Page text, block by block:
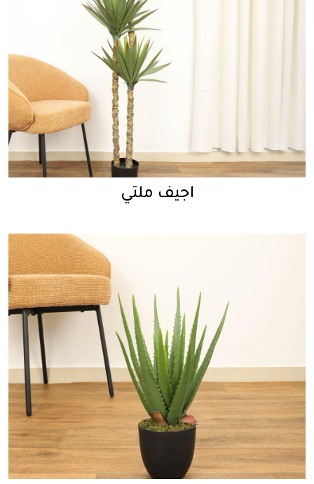
اجيف ملتي